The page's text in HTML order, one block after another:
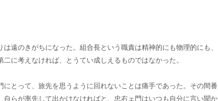
遠のきがちになった。組合長という職責は精神的にも物理的にも、
に考えなければ、とうてい成しえるものではなかった。
とって、旅先を思うように回れないことは痛手であった。その間番
らが率先して出かけなければと、忠右ェ門はいつも自分に言い聞か